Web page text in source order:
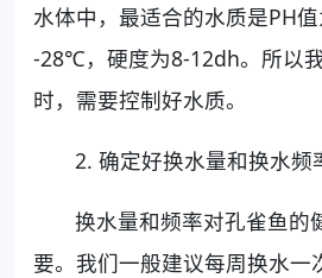
水体中，最适合的水质是PH
-28℃，硬度为8-12dh。所以
时，需要控制好水质。
2. 确定好换水量和换水频
换水量和频率对孔雀鱼的
要。我们一般建议每周换水一